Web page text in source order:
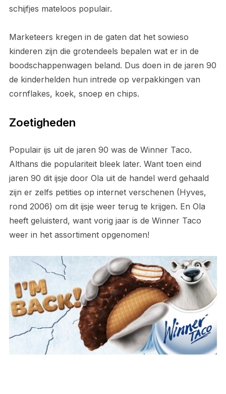
schijfjes mateloos populair.
Marketeers kregen in de gaten dat het sowieso
kinderen zijn die grotendeels bepalen wat er in de
boodschappenwagen beland. Dus doen in de jaren 90
de kinderhelden hun intrede op verpakkingen van
cornflakes, koek, snoep en chips.
Zoetigheden
Populair ijs uit de jaren 90 was de Winner Taco.
Althans die populariteit bleek later. Want toen eind
jaren 90 dit ijsje door Ola uit de handel werd gehaald
zijn er zelfs petities op internet verschenen (Hyves,
rond 2006) om dit ijsje weer terug te krijgen. En Ola
heeft geluisterd, want vorig jaar is de Winner Taco
weer in het assortiment opgenomen!